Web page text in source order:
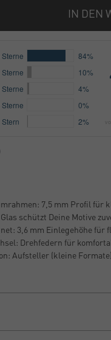
IN DEN
7,5 mm Profil für
schützt Deine Motive
3,6 mm Einlegehöhe für
Drehfedern für
Aufsteller (kleine